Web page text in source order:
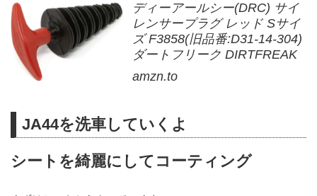
ディーアールシー(DRC) サイ
レンサープラグ レッド Sサイ
ズ F3858(旧品番:D31-14-304)
ダートフリーク DIRTFREAK
amzn.to
JA44を洗車していくよ
シートを綺麗にしてコーティング